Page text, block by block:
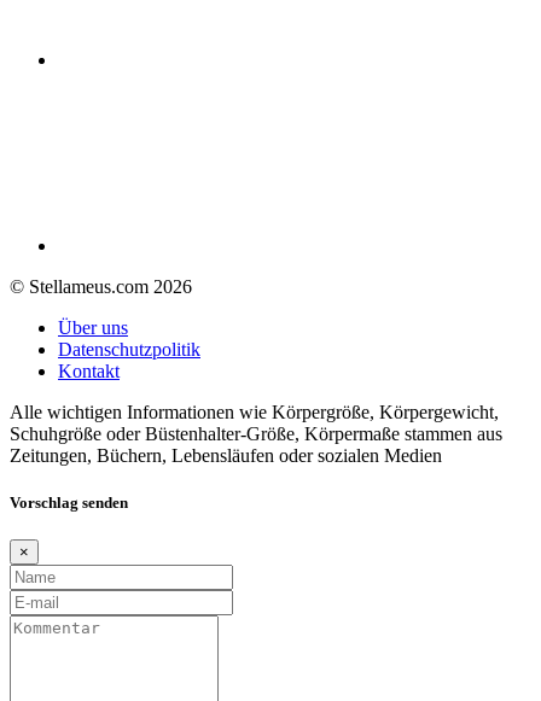
© Stellameus.com 2026
Über uns
Datenschutzpolitik
Kontakt
Alle wichtigen Informationen wie Körpergröße, Körpergewicht,
Schuhgröße oder Büstenhalter-Größe, Körpermaße stammen aus
Zeitungen, Büchern, Lebensläufen oder sozialen Medien
Vorschlag senden
×